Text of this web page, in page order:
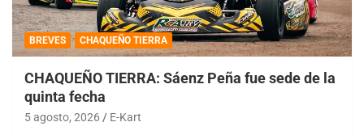
BREVES CHAQUEÑO TIERRA
CHAQUEÑO TIERRA: Sáenz Peña fue sede de la
quinta fecha
5 agosto, 2026 E-Kart